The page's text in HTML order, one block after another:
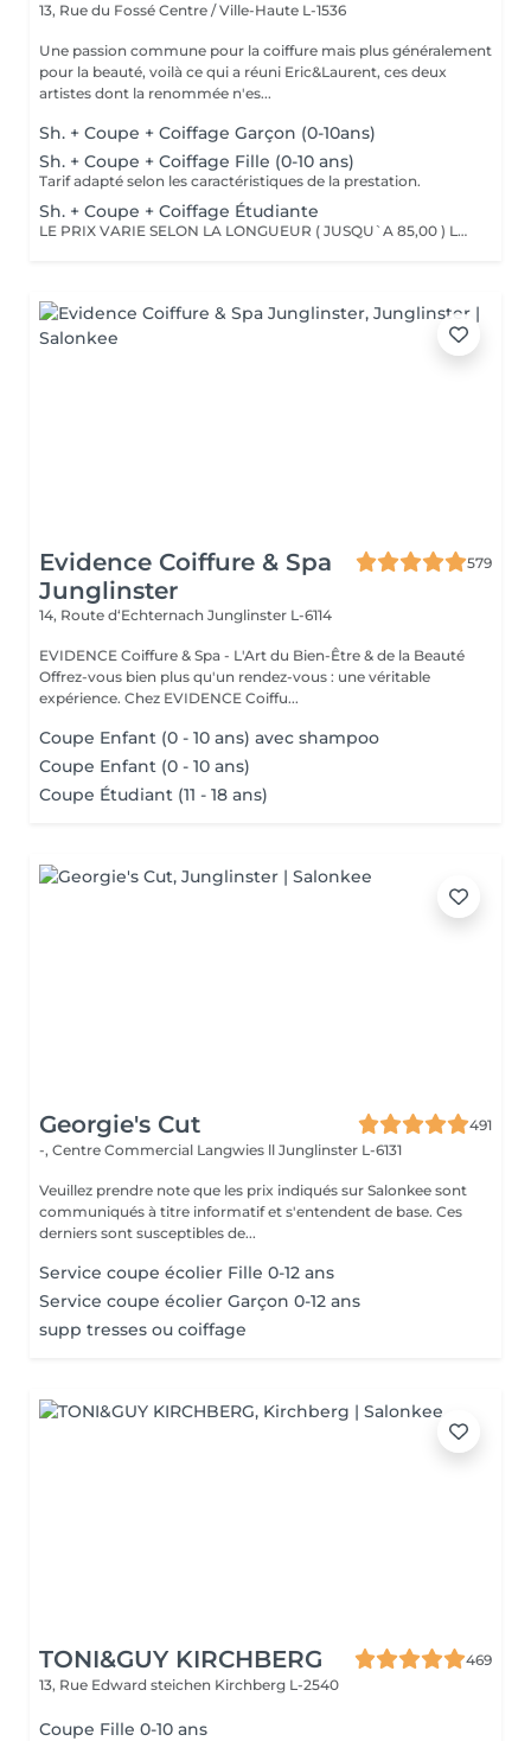
13, Rue du Fossé Centre / Ville-Haute L-1536
Une passion commune pour la coiffure mais plus généralement
pour la beauté, voilà ce qui a réuni Eric&Laurent, ces deux
artistes dont la renommée n'es...
Sh. + Coupe + Coiffage Garçon (0-10ans)
Sh. + Coupe + Coiffage Fille (0-10 ans)
Tarif adapté selon les caractéristiques de la prestation.
Sh. + Coupe + Coiffage Étudiante
LE PRIX VARIE SELON LA LONGUEUR ( JUSQU`A 85,00 ) Les remises sont valables uniquement mardi-mercredi-jeudi sur les prestations couleur, toner et balayage (-10%)
Evidence Coiffure & Spa
Junglinster
579
14, Route d‘Echternach Junglinster L-6114
EVIDENCE Coiffure & Spa - L'Art du Bien-Être & de la Beauté
Offrez-vous bien plus qu'un rendez-vous : une véritable
expérience. Chez EVIDENCE Coiffu...
Coupe Enfant (0 - 10 ans) avec shampoo
Coupe Enfant (0 - 10 ans)
Coupe Étudiant (11 - 18 ans)
Georgie's Cut
491
-, Centre Commercial Langwies ll Junglinster L-6131
Veuillez prendre note que les prix indiqués sur Salonkee sont
communiqués à titre informatif et s'entendent de base. Ces
derniers sont susceptibles de...
Service coupe écolier Fille 0-12 ans
Service coupe écolier Garçon 0-12 ans
supp tresses ou coiffage
TONI&GUY KIRCHBERG
469
13, Rue Edward steichen Kirchberg L-2540
Coupe Fille 0-10 ans